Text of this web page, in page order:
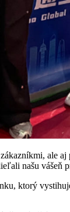
ale
našu
ktorý